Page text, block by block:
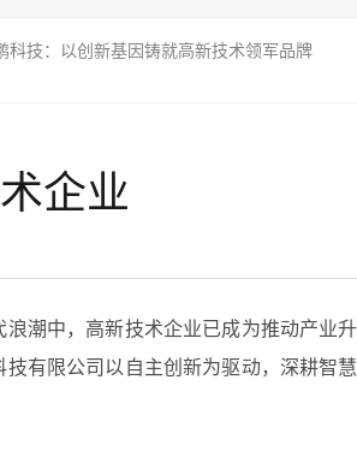
科技：以创新基因铸就高新技术领军品牌
企业
潮中，高新技术企业已成为推动产业
有限公司以自主创新为驱动，深耕智